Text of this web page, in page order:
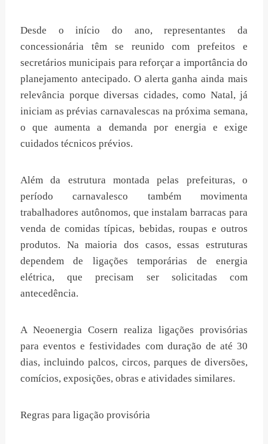
Desde o início do ano, representantes da
concessionária têm se reunido com prefeitos e
secretários municipais para reforçar a importância do
planejamento antecipado. O alerta ganha ainda mais
relevância porque diversas cidades, como Natal, já
iniciam as prévias carnavalescas na próxima semana,
o que aumenta a demanda por energia e exige
cuidados técnicos prévios.
Além da estrutura montada pelas prefeituras, o
período carnavalesco também movimenta
trabalhadores autônomos, que instalam barracas para
venda de comidas típicas, bebidas, roupas e outros
produtos. Na maioria dos casos, essas estruturas
dependem de ligações temporárias de energia
elétrica, que precisam ser solicitadas com
antecedência.
A Neoenergia Cosern realiza ligações provisórias
para eventos e festividades com duração de até 30
dias, incluindo palcos, circos, parques de diversões,
comícios, exposições, obras e atividades similares.
Regras para ligação provisória